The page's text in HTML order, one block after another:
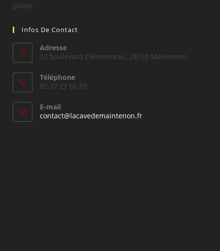
plaisir.
Infos De Contact
Adresse
22 boulevard Clémenceau, 28130 Maintenon
Téléphone
02 37 27 66 59
E-mail
contact@lacavedemaintenon.frS’ouvre